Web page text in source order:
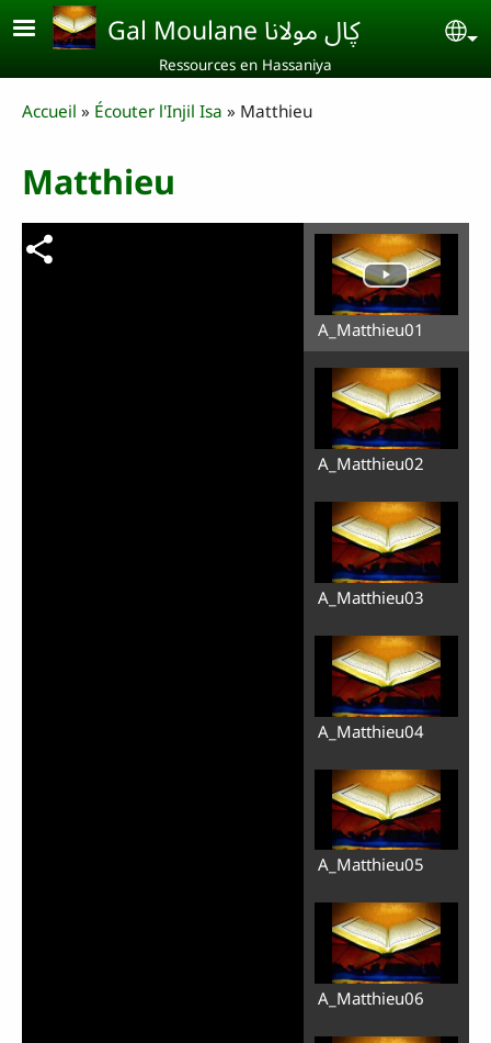
Aller au contenu principal Gal Moulane ڮال مولانا
Ressources en Hassaniya
Breadcrumb
Accueil Écouter l'Injil Isa Matthieu
Matthieu
A_Matthieu01
A_Matthieu02
A_Matthieu03
A_Matthieu04
A_Matthieu05
A_Matthieu06